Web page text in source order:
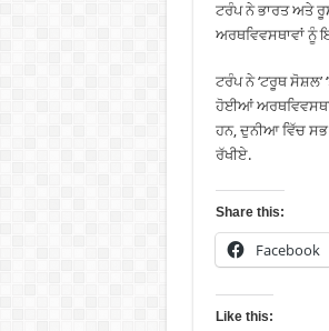
ਟਰੰਪ ਨੇ ਭਾਰਤ ਅਤੇ
ਅਰਥਵਿਵਸਥਾਵਾਂ ਨੂੰ
ਟਰੰਪ ਨੇ ‘ਟਰੂਥ
ਹੋਈਆਂ
ਹਨ, ਦੁਨੀਆ ਵਿੱਚ
ਰੱਖੀਏ.
Share this:
Facebook
Like this: